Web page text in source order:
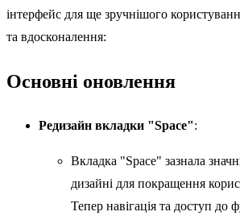
інтерфейс для ще зручнішого
та вдосконалення:
Основні оновлення
Редизайн вкладки "Space":
Вкладка "Space" зазнала
дизайні для покращення
Тепер навігація та доступ до